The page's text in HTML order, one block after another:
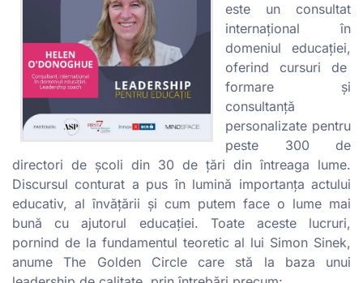
este un consultat
internațional în
domeniul educației,
oferind cursuri de
formare și
consultanță
personalizate pentru
peste 300 de
directori de școli din 30 de țări din întreaga lume.
Discursul conturat a pus în lumină importanța actului
educativ, al învățării și cum putem face o lume mai
bună cu ajutorul educației. Toate aceste lucruri,
pornind de la fundamentul teoretic al lui Simon Sinek,
anume The Golden Circle care stă la baza unui